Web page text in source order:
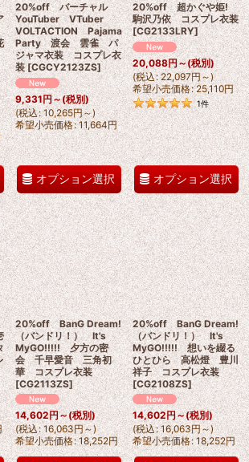
20%off バーチャル
YouTuber VTuber
VOLTACTION Pajama
Party 渡会 雲雀 パ
ジャマ衣装 コスプレ衣
装 [CGCY2123ZS]
9,331円～(税別)
(税込: 10,265円～)
希望小売価格: 11,664円
オプション選択
20%off 超かぐや姫!
駒沢乃依 コスプレ衣装
[CG2133LRY]
20,088円～(税別)
(税込: 22,097円～)
希望小売価格: 25,110円
1件
オプション選択
20%off BanG Dream!
（バンドリ！） It's
MyGO!!!!! 夕方の密
会 千早愛音 三角初
華 コスプレ衣装
[CG2113ZS]
14,602円～(税別)
(税込: 16,063円～)
希望小売価格: 18,252円
20%off BanG Dream!
（バンドリ！） It's
MyGO!!!!! 想いを綴る
ひとひら 高松燈 豊川
祥子 コスプレ衣装
[CG2108ZS]
14,602円～(税別)
(税込: 16,063円～)
希望小売価格: 18,252円